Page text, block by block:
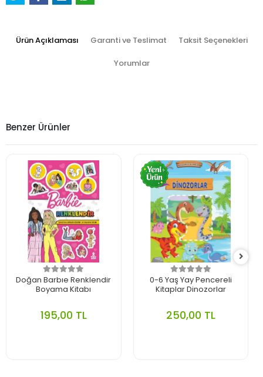
Ürün Açıklaması Garanti ve Teslimat Taksit Seçenekleri
Yorumlar
Benzer Ürünler
Doğan Barbıe Renklendir
Boyama Kitabı
195,00 TL
0-6 Yaş Yay Pencereli
Kitaplar Dinozorlar
250,00 TL